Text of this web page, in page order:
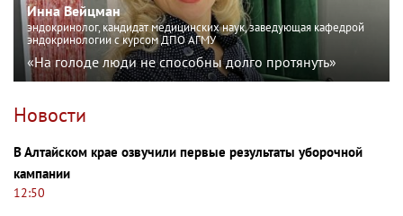
Инна Вейцман
эндокринолог, кандидат медицинских наук, заведующая кафедрой
эндокринологии с курсом ДПО АГМУ
«На голоде люди не способны долго протянуть»
Новости
В Алтайском крае озвучили первые результаты уборочной
кампании
12:50